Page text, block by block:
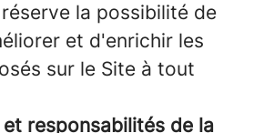
la possibilité de
et d'enrichir les
sur le Site à tout
responsabilités de la